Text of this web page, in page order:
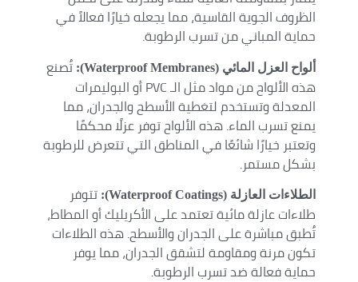
الظروف الجوية القاسية، مما يجعله خيارًا فعالاً في
حماية المباني من تسرب الرطوبة.
ألواح العزل المائي (Waterproof Membranes):
تُصنع
هذه الألواح من مواد مثل الـ PVC أو البوليمرات
المعدلة وتستخدم لتغطية الأسطح والجدران، مما
يمنع تسرب الماء. هذه الألواح توفر عزلًا محكمًا
وتعتبر خيارًا شائعًا في المناطق التي تتعرض للرطوبة
بشكل مستمر.
الطلاءات العازلة (Waterproof Coatings):
تتوفر
طلاءات عازلة مائية تعتمد على الأكريليك أو المطاط،
تُطبق مباشرة على الجدران والأسطح. هذه الطلاءات
تكون مرنة ومقاومة لتشقق الجدران، مما يوفر
حماية فعالة ضد تسرب الرطوبة.